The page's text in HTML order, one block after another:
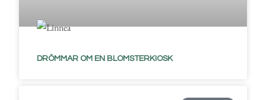
DRÖMMAR OM EN BLOMSTERKIOSK